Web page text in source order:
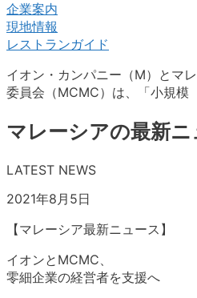
企業案内
現地情報
レストランガイド
イオン・カンパニー（M）とマ
委員会（MCMC）は、「小規模
マレーシアの最新ニ
LATEST NEWS
2021年8月5日
【マレーシア最新ニュース】
イオンとMCMC、
零細企業の経営者を支援へ